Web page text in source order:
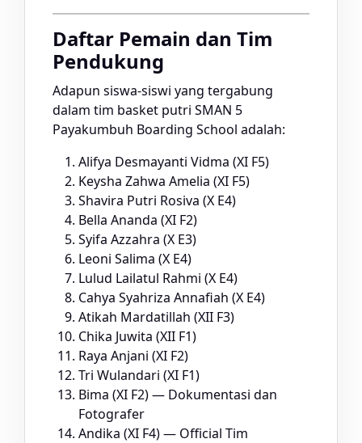
Daftar Pemain dan Tim
Pendukung
Adapun siswa-siswi yang tergabung
dalam tim basket putri SMAN 5
Payakumbuh Boarding School adalah:
Alifya Desmayanti Vidma (XI F5)
Keysha Zahwa Amelia (XI F5)
Shavira Putri Rosiva (X E4)
Bella Ananda (XI F2)
Syifa Azzahra (X E3)
Leoni Salima (X E4)
Lulud Lailatul Rahmi (X E4)
Cahya Syahriza Annafiah (X E4)
Atikah Mardatillah (XII F3)
Chika Juwita (XII F1)
Raya Anjani (XI F2)
Tri Wulandari (XI F1)
Bima (XI F2) — Dokumentasi dan
Fotografer
Andika (XI F4) — Official Tim